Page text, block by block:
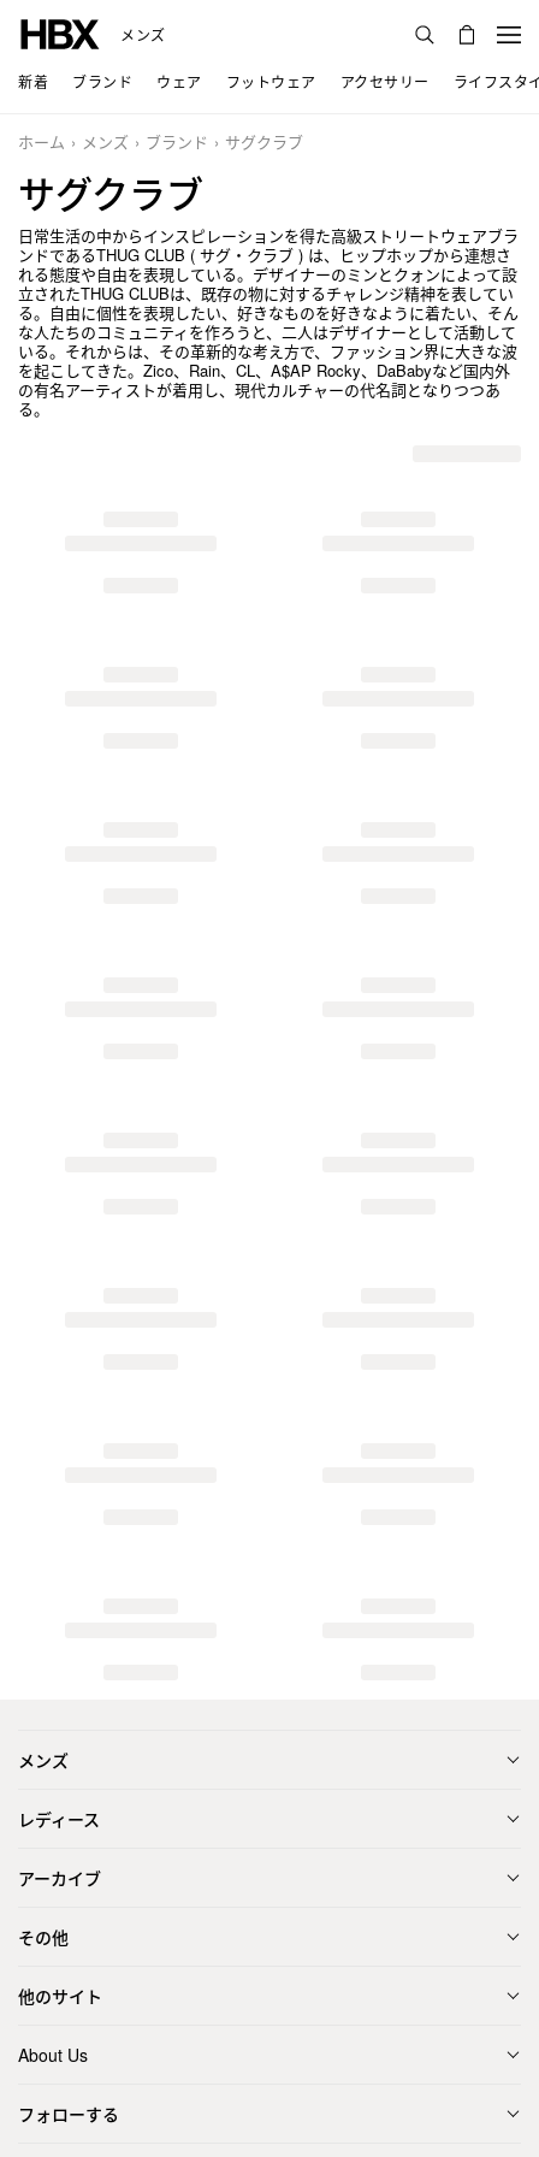
メンズ
新着 ブランド ウェア フットウェア アクセサリー ライフスタ
ホーム メンズ ブランド サグクラブ
サグクラブ
日常生活の中からインスピレーションを得た高級ストリートウェアブラ
ンドであるTHUG CLUB ( サグ・クラブ ) は、ヒップホップから連想さ
れる態度や自由を表現している。デザイナーのミンとクォンによって設
立されたTHUG CLUBは、既存の物に対するチャレンジ精神を表してい
る。自由に個性を表現したい、好きなものを好きなように着たい、そん
な人たちのコミュニティを作ろうと、二人はデザイナーとして活動して
いる。それからは、その革新的な考え方で、ファッション界に大きな波
を起こしてきた。Zico、Rain、CL、A$AP Rocky、DaBabyなど国内外
の有名アーティストが着用し、現代カルチャーの代名詞となりつつあ
る。
メンズ
レディース
アーカイブ
その他
他のサイト
About Us
フォローする